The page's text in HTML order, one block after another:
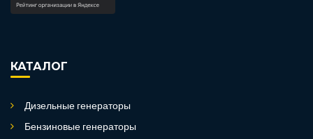
КАТАЛОГ
Дизельные генераторы
Бензиновые генераторы